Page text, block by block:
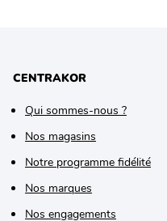
CENTRAKOR
Qui sommes-nous ?
Nos magasins
Notre programme fidélité
Nos marques
Nos engagements